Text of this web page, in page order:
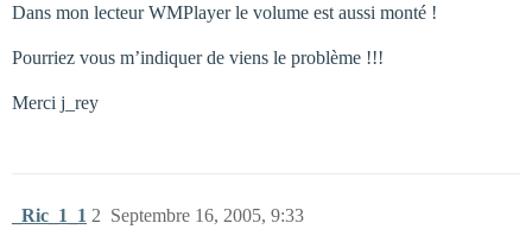
Dans mon lecteur WMPlayer le volume est aussi monté !
Pourriez vous m’indiquer de viens le problème !!!
Merci j_rey
_Ric_1_1 Septembre 16, 2005, 9:33
2